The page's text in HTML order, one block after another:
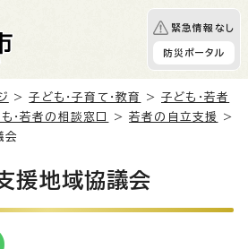
緊急情報なし
防災ポータル
>子ども・子育て・教育 >子ども・若者
も・若者の相談窓口 >若者の自立支援
>
会
援地域協議会